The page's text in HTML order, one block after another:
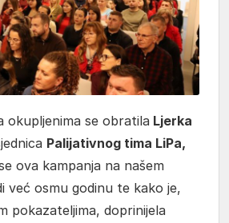
okupljenima se obratila Ljerka
Palijativnog tima LiPa,
ova kampanja na našem
već osmu godinu te kako je,
pokazateljima, doprinijela